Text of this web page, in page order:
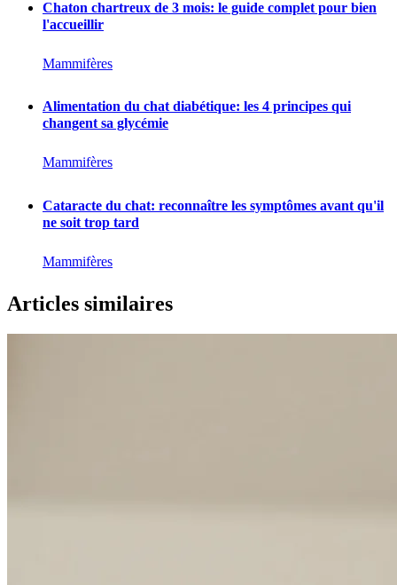
Chaton chartreux de 3 mois: le guide complet pour bien
l'accueillir
Mammifères
Alimentation du chat diabétique: les 4 principes qui
changent sa glycémie
Mammifères
Cataracte du chat: reconnaître les symptômes avant qu'il
ne soit trop tard
Mammifères
Articles similaires